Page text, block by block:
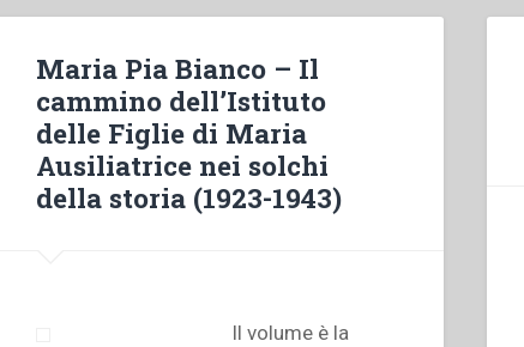
Maria Pia Bianco – Il
cammino dell’Istituto
delle Figlie di Maria
Ausiliatrice nei solchi
della storia (1923-1943)
Il volume è la